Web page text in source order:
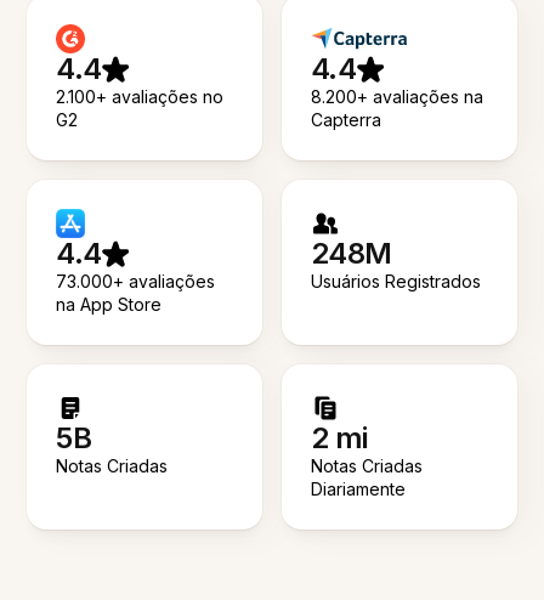
4.4
2.100+ avaliações no
G2
4.4
8.200+ avaliações na
Capterra
4.4
73.000+ avaliações
na App Store
248M
Usuários Registrados
5B
Notas Criadas
2 mi
Notas Criadas
Diariamente